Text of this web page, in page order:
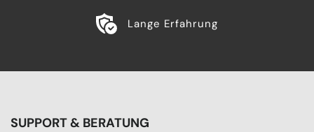
Lange Erfahrung
SUPPORT & BERATUNG